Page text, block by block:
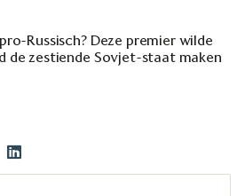
Russisch? Deze premier wilde
de zestiende Sovjet-staat maken